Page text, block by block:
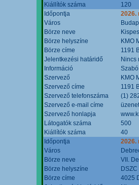
Kiállítók száma
120
Időpontja
2026.
Város
Börze neve
Börze helyszíne
KMO
Börze címe
1191
Jelentkezési határidő
Nincs
Információ
Szervező
KMO
Szervező címe
1191
Szervező telefonszáma
(1)
Szervező e-mail címe
Szervező honlapja
Látogatók száma
500
Kiállítók száma
40
Időpontja
2026.
Város
Börze neve
VII.
Börze helyszíne
Börze címe
4025